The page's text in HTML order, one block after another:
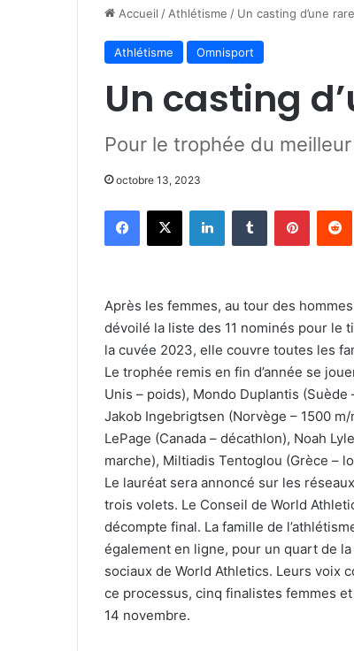
Accueil / Athlétisme / Un casting d’une
Athlétisme Omnisport
Un casting
Pour le trophée du
octobre 13, 2023
Facebook
X LinkedinTumblr Pinterest
Après les femmes, au tour des
dévoilé la liste des 11 nominés pour le
la cuvée 2023, elle couvre toutes les
Le trophée remis en fin d’année se
Unis – poids), Mondo Duplantis
Jakob Ingebrigtsen (Norvège – 1500
LePage (Canada – décathlon), Noah
marche), Miltiadis Tentoglou (Grèce –
Le lauréat sera annoncé sur les
trois volets. Le Conseil de World
décompte final. La famille de
également en ligne, pour un quart de
sociaux de World Athletics. Leurs voix
ce processus, cinq finalistes femmes
14 novembre.